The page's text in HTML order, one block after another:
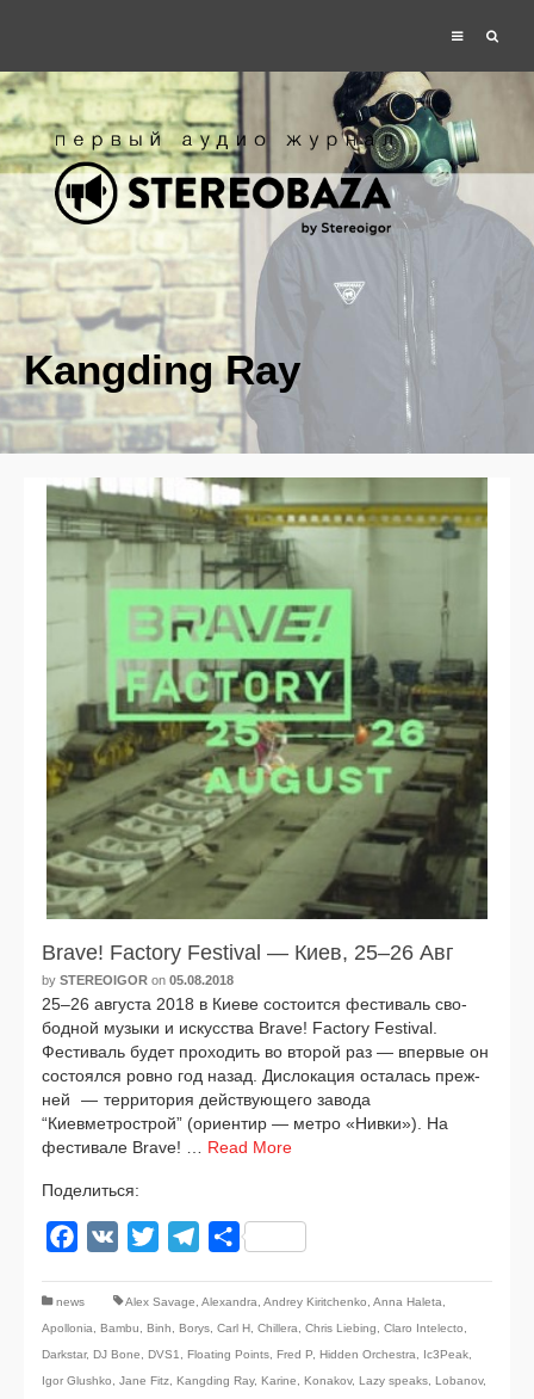
Kangding Ray
Brave! Factory Festival — Киев, 25–26 Авг
by STEREOIGOR on 05.08.2018
25–26 авгу­ста 2018 в Киеве состо­ит­ся фести­валь сво­
бод­ной музы­ки и искус­ства Brave! Factory Festival.
Фестиваль будет про­хо­дить во вто­рой раз — впер­вые он
состо­ял­ся ров­но год назад. Дислокация оста­лась преж­
ней — тер­ри­то­рия дей­ству­ю­ще­го заво­да
“Киевметрострой” (ори­ен­тир — мет­ро «Нивки»). На
фести­ва­ле Brave! … Read More
Поделиться:
Facebook
VK Twitter TelegramОтправить
news Alex Savage Alexandra Andrey Kiritchenko Anna Haleta
Apollonia
Bambu Binh Borys Carl H Chillera Chris Liebing Claro Intelecto
Darkstar, DJ Bone DVS1 Floating Points Fred P Hidden Orchestra Ic3Peak
Igor Glushko
Jane Fitz Kangding Ray, Karine Konakov, Lazy speaks Lobanov,